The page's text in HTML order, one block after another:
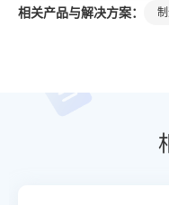
相关产品与解决方案：